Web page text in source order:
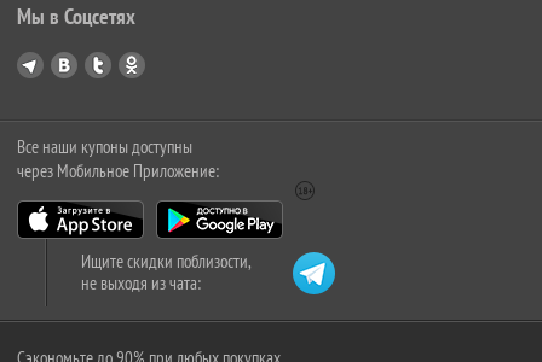
Мы в Соцсетях
Все наши купоны доступны
через Мобильное Приложение:
Ищите скидки поблизости,
не выходя из чата: